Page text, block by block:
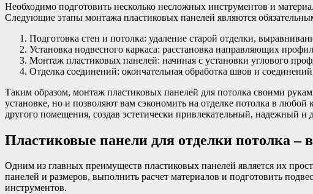
Необходимо подготовить несколько несложных инструментов и
Следующие этапы монтажа пластиковых панелей являются
Подготовка стен и потолка: удаление старой отделки,
Установка подвесного каркаса: расстановка направляющих
Монтаж пластиковых панелей: начиная с установки углового
Отделка соединений: окончательная обработка швов и
Таким образом, монтаж пластиковых панелей для потолка своими
установке, но и позволяют вам сэкономить на отделке потолка в
другого помещения, создав эстетически привлекательный, надежный и
Пластиковые панели для отделки потолка –
Одним из главных преимуществ пластиковых панелей является их
панелей и размеров, выполнить расчет материалов и подготовить
инструментов.